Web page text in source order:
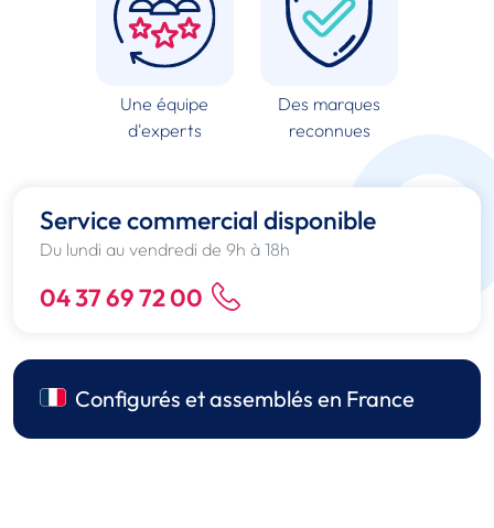
Une équipe
d'experts
Des marques
reconnues
Service commercial disponible
Du lundi au vendredi de 9h à 18h
04 37 69 72 00
Configurés et assemblés en France